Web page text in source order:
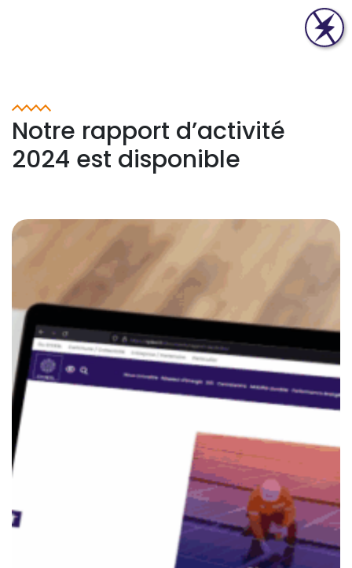
Notre rapport d’activité
2024 est disponible